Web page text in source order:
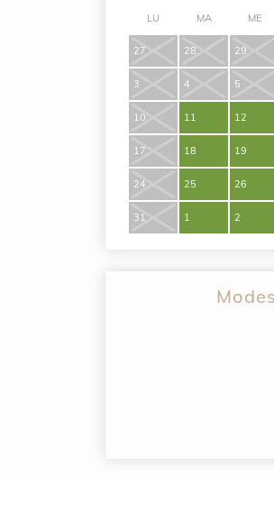
LU MA ME
27 28 29
3 4 5
10 11 12
17 18 19
24 25 26
31 1 2